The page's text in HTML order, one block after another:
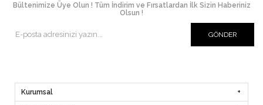
Bültenimize Üye Olun ! Tüm İndirim ve Fırsatlardan İlk Sizin Haberiniz
Olsun !
GÖNDER
Kurumsal